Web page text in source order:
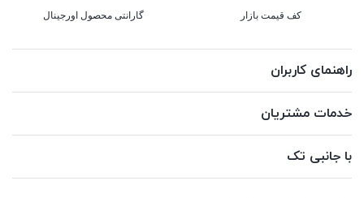
کف قیمت بازار گارانتی محصول اورجینال
راهنمای کاربران
خدمات مشتریان
با جانبی تک